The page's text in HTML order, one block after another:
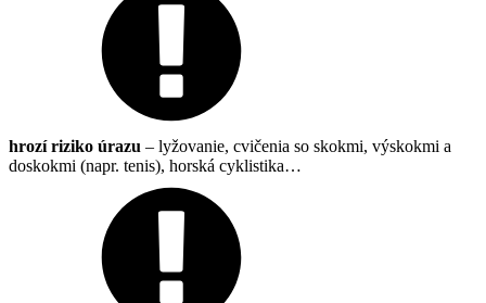
hrozí riziko úrazu – lyžovanie, cvičenia so skokmi, výskokmi a
doskokmi (napr. tenis), horská cyklistika…